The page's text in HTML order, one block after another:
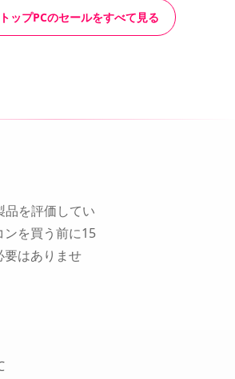
ップPCのセールをすべて見る
品を評価してい
ンを買う前に15
要はありませ